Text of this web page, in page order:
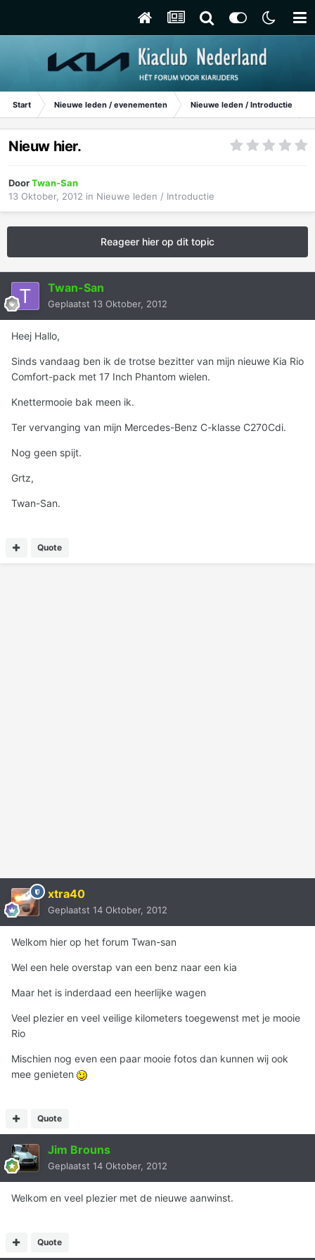
Start Nieuwe leden / evenementen Nieuwe leden / Introductie
Nieuw hier.
DoorTwan-San
13 Oktober, 2012 in Nieuwe leden / Introductie
Reageer hier op dit topic
Twan-San
Geplaatst 13 Oktober, 2012
Heej Hallo,
Sinds vandaag ben ik de trotse bezitter van mijn nieuwe Kia Rio
Comfort-pack met 17 Inch Phantom wielen.
Knettermooie bak meen ik.
Ter vervanging van mijn Mercedes-Benz C-klasse C270Cdi.
Nog geen spijt.
Grtz,
Twan-San.
Quote
xtra40
Geplaatst 14 Oktober, 2012
Welkom hier op het forum Twan-san
Wel een hele overstap van een benz naar een kia
Maar het is inderdaad een heerlijke wagen
Veel plezier en veel veilige kilometers toegewenst met je mooie
Rio
Mischien nog even een paar mooie fotos dan kunnen wij ook
mee genieten
Quote
Jim Brouns
Geplaatst 14 Oktober, 2012
Welkom en veel plezier met de nieuwe aanwinst.
Quote